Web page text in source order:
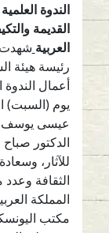
الندوة
القديمة
العربيةشهدت
رئيسة هيئة
أعمال الندوة
يوم (السبت)
عيسى يوسف
الدكتور
للآثار،
الثقافة
المملكة
مكتب